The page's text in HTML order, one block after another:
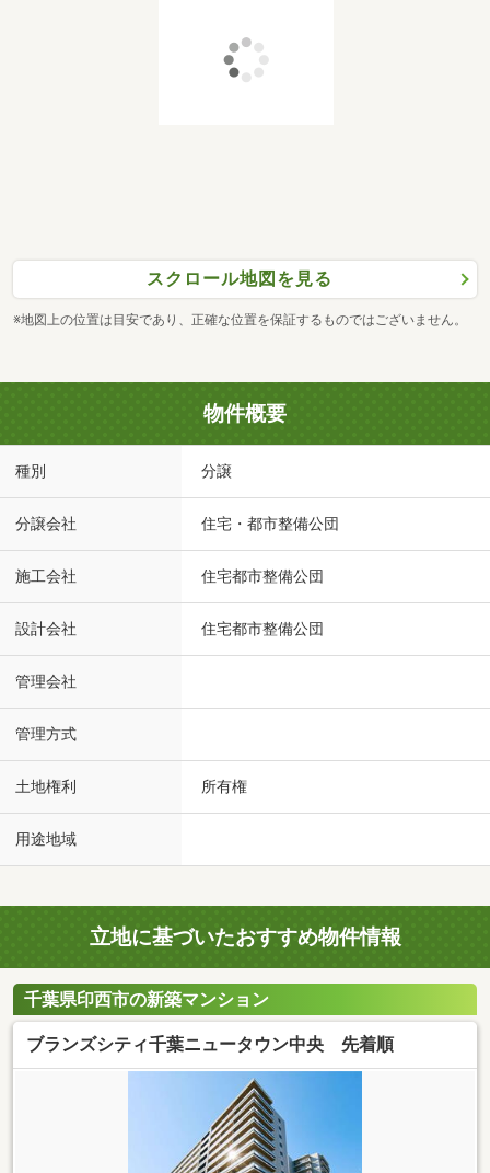
スクロール地図を見る
※地図上の位置は目安であり、正確な位置を保証するものではございません。
物件概要
種別 分譲
分譲会社 住宅・都市整備公団
施工会社 住宅都市整備公団
設計会社 住宅都市整備公団
管理会社
管理方式
土地権利 所有権
用途地域
立地に基づいたおすすめ物件情報
千葉県印西市の新築マンション
ブランズシティ千葉ニュータウン中央 先着順